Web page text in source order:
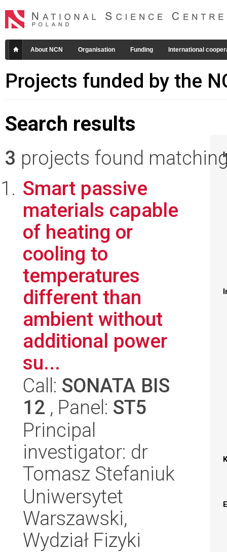
About NCN Organisation Funding International
Projects funded by the
Search results
3 projects found
Smart passive
materials capable
of heating or
cooling to
temperatures
different than
ambient without
additional power
su...
Call: SONATA BIS
12 , Panel: ST5
Principal
investigator: dr
Tomasz Stefaniuk
Uniwersytet
Warszawski,
Wydział Fizyki